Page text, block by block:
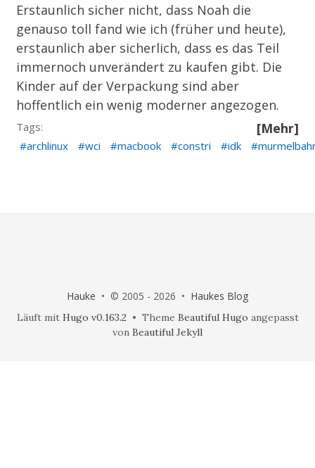
Erstaunlich sicher nicht, dass Noah die
genauso toll fand wie ich (früher und heute),
erstaunlich aber sicherlich, dass es das Teil
immernoch unverändert zu kaufen gibt. Die
Kinder auf der Verpackung sind aber
hoffentlich ein wenig moderner angezogen.
[Mehr]
Tags:
archlinux
wci macbook constri idk
Hauke • © 2005 - 2026 • Haukes Blog
Läuft mit Hugo v0.163.2 • Theme Beautiful Hugo angepasst
von Beautiful Jekyll